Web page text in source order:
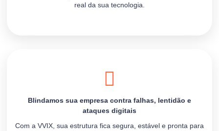
real da sua tecnologia.
Blindamos sua empresa contra falhas, lentidão e
ataques digitais
Com a VVIX, sua estrutura fica segura, estável e pronta para